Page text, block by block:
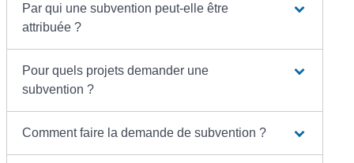
Par qui une subvention peut-elle être
attribuée ?
Pour quels projets demander une
subvention ?
Comment faire la demande de subvention ?